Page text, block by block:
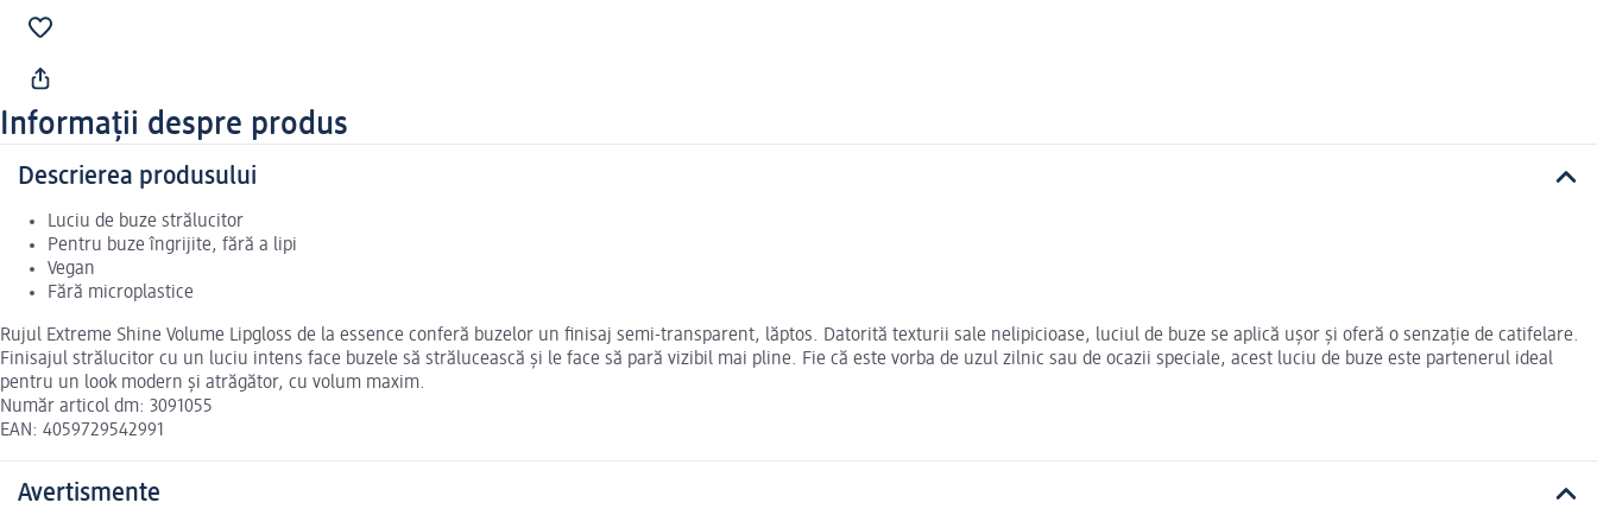
Informații despre produs
Descrierea produsului
Luciu de buze strălucitor
Pentru buze îngrijite, fără a lipi
Vegan
Fără microplastice
Rujul Extreme Shine Volume Lipgloss de la essence conferă buzelor un finisaj semi-transparent, lăptos. Datorită texturii sale nelipicioase, luciul de buze se aplică ușor și oferă o senzație de catifelare.
Finisajul strălucitor cu un luciu intens face buzele să strălucească și le face să pară vizibil mai pline. Fie că este vorba de uzul zilnic sau de ocazii speciale, acest luciu de buze este partenerul ideal
pentru un look modern și atrăgător, cu volum maxim.
Număr articol dm: 3091055
EAN: 4059729542991
Avertismente